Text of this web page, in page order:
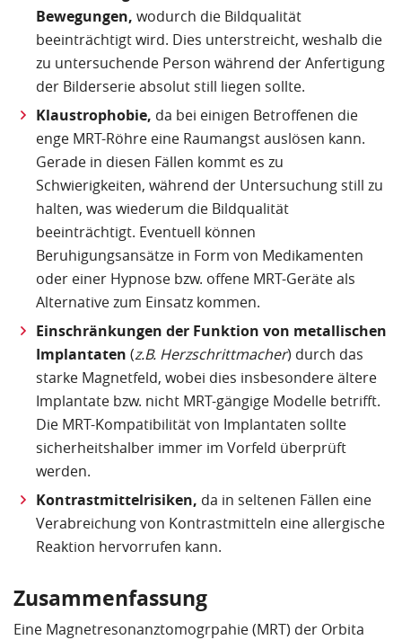
Bewegungen, wodurch die Bildqualität
beeinträchtigt wird. Dies unterstreicht, weshalb die
zu untersuchende Person während der Anfertigung
der Bilderserie absolut still liegen sollte.
Klaustrophobie, da bei einigen Betroffenen die
enge MRT-Röhre eine Raumangst auslösen kann.
Gerade in diesen Fällen kommt es zu
Schwierigkeiten, während der Untersuchung still zu
halten, was wiederum die Bildqualität
beeinträchtigt. Eventuell können
Beruhigungsansätze in Form von Medikamenten
oder einer Hypnose bzw. offene MRT-Geräte als
Alternative zum Einsatz kommen.
Einschränkungen der Funktion von metallischen
Implantaten (z.B. Herzschrittmacher) durch das
starke Magnetfeld, wobei dies insbesondere ältere
Implantate bzw. nicht MRT-gängige Modelle betrifft.
Die MRT-Kompatibilität von Implantaten sollte
sicherheitshalber immer im Vorfeld überprüft
werden.
Kontrastmittelrisiken, da in seltenen Fällen eine
Verabreichung von Kontrastmitteln eine allergische
Reaktion hervorrufen kann.
Zusammenfassung
Eine Magnetresonanztomogrpahie (MRT) der Orbita